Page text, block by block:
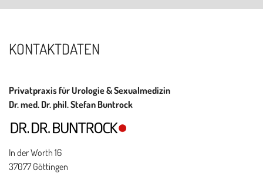
KONTAKTDATEN
Privatpraxis für Urologie & Sexualmedizin
Dr. med. Dr. phil. Stefan Buntrock
In der Worth 16
37077 Göttingen